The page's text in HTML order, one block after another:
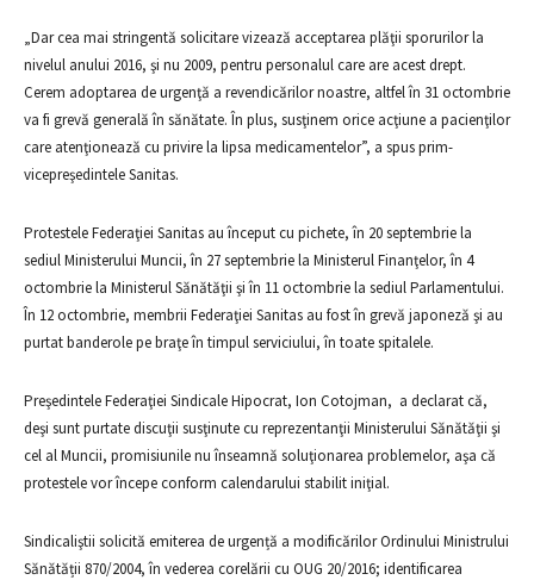
„Dar cea mai stringentă solicitare vizează acceptarea plăţii sporurilor la
nivelul anului 2016, şi nu 2009, pentru personalul care are acest drept.
Cerem adoptarea de urgenţă a revendicărilor noastre, altfel în 31 octombrie
va fi grevă generală în sănătate. În plus, susţinem orice acţiune a pacienţilor
care atenţionează cu privire la lipsa medicamentelor”, a spus prim-
vicepreşedintele Sanitas.
Protestele Federaţiei Sanitas au început cu pichete, în 20 septembrie la
sediul Ministerului Muncii, în 27 septembrie la Ministerul Finanţelor, în 4
octombrie la Ministerul Sănătăţii şi în 11 octombrie la sediul Parlamentului.
În 12 octombrie, membrii Federaţiei Sanitas au fost în grevă japoneză şi au
purtat banderole pe braţe în timpul serviciului, în toate spitalele.
Preşedintele Federaţiei Sindicale Hipocrat, Ion Cotojman, a declarat că,
deşi sunt purtate discuţii susţinute cu reprezentanţii Ministerului Sănătăţii şi
cel al Muncii, promisiunile nu înseamnă soluţionarea problemelor, aşa că
protestele vor începe conform calendarului stabilit iniţial.
Sindicaliştii solicită emiterea de urgență a modificărilor Ordinului Ministrului
Sănătății 870/2004, în vederea corelării cu OUG 20/2016; identificarea